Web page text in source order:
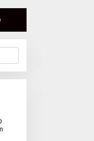
Kasus Sebastian
Sarat Rekayasa